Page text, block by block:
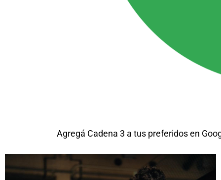
Agregá Cadena 3 a tus preferidos en